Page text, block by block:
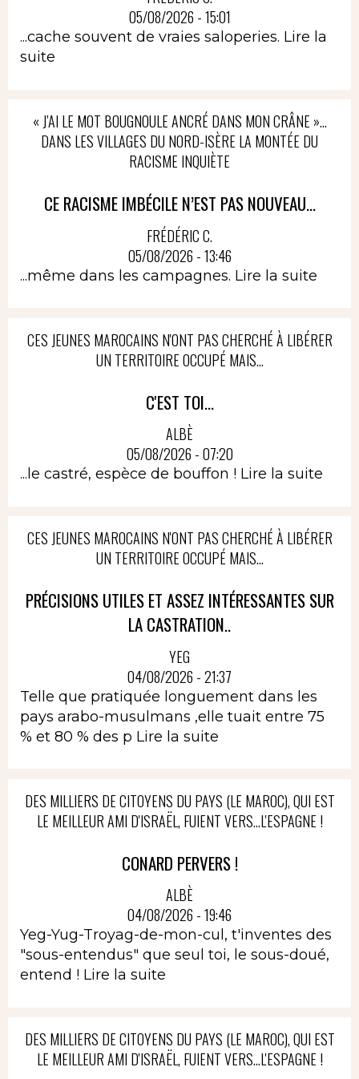
05/08/2026 - 15:01
...cache souvent de vraies saloperies. Lire la
suite
« J’AI LE MOT BOUGNOULE ANCRÉ DANS MON CRÂNE »…
DANS LES VILLAGES DU NORD-ISÈRE LA MONTÉE DU
RACISME INQUIÈTE
CE RACISME IMBÉCILE N’EST PAS NOUVEAU...
FRÉDÉRIC C.
05/08/2026 - 13:46
...même dans les campagnes. Lire la suite
CES JEUNES MAROCAINS N'ONT PAS CHERCHÉ À LIBÉRER
UN TERRITOIRE OCCUPÉ MAIS...
C'EST TOI...
ALBÈ
05/08/2026 - 07:20
...le castré, espèce de bouffon ! Lire la suite
CES JEUNES MAROCAINS N'ONT PAS CHERCHÉ À LIBÉRER
UN TERRITOIRE OCCUPÉ MAIS...
PRÉCISIONS UTILES ET ASSEZ INTÉRESSANTES SUR
LA CASTRATION..
YEG
04/08/2026 - 21:37
Telle que pratiquée longuement dans les
pays arabo-musulmans ,elle tuait entre 75
% et 80 % des p Lire la suite
DES MILLIERS DE CITOYENS DU PAYS (LE MAROC), QUI EST
LE MEILLEUR AMI D'ISRAËL, FUIENT VERS...L'ESPAGNE !
CONARD PERVERS !
ALBÈ
04/08/2026 - 19:46
Yeg-Yug-Troyag-de-mon-cul, t'inventes des
"sous-entendus" que seul toi, le sous-doué,
entend ! Lire la suite
DES MILLIERS DE CITOYENS DU PAYS (LE MAROC), QUI EST
LE MEILLEUR AMI D'ISRAËL, FUIENT VERS...L'ESPAGNE !